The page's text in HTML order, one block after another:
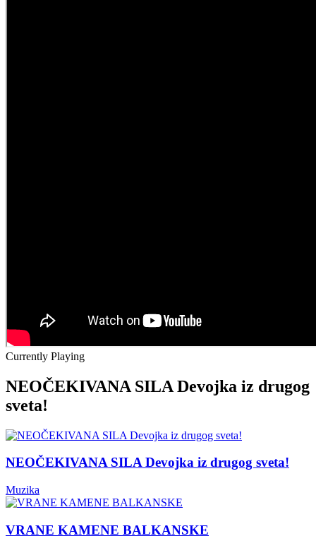
Currently Playing
NEOČEKIVANA SILA Devojka iz drugog
sveta!
NEOČEKIVANA SILA Devojka iz drugog sveta!
Muzika
VRANE KAMENE BALKANSKE